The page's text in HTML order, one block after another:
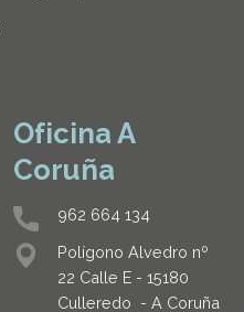
Oficina A
Coruña
962 664 134
Polígono Alvedro nº
22 Calle E - 15180
Culleredo - A Coruña